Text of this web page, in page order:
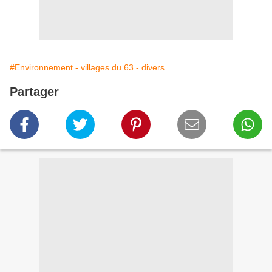
#Environnement - villages du 63 - divers
Partager